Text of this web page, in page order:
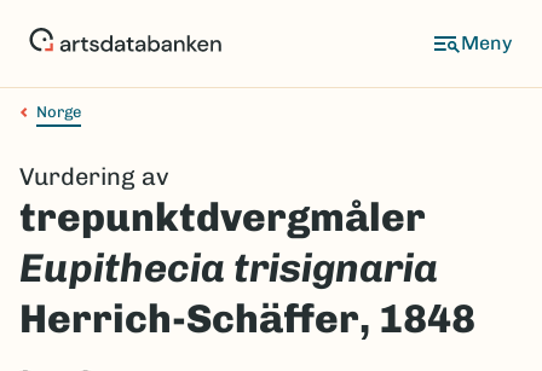
Meny
Navigasjonssti
Norge
Vurdering av
trepunktdvergmåler
Eupithecia trisignaria
Herrich-Schäffer, 1848